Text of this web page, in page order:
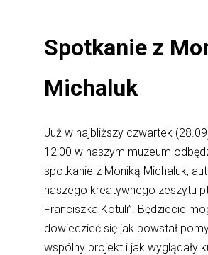
Spotkanie z
Michaluk
Już w najbliższy czwartek
12:00 w naszym muzeum
spotkanie z Moniką Michaluk,
naszego kreatywnego zeszytu
Franciszka Kotuli”. Będziecie
dowiedzieć się jak powstał
wspólny projekt i jak wyglądały